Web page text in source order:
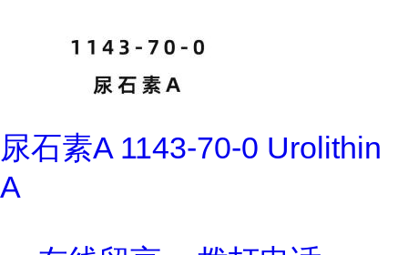
尿石素A 1143-70-0 Urolithin
A